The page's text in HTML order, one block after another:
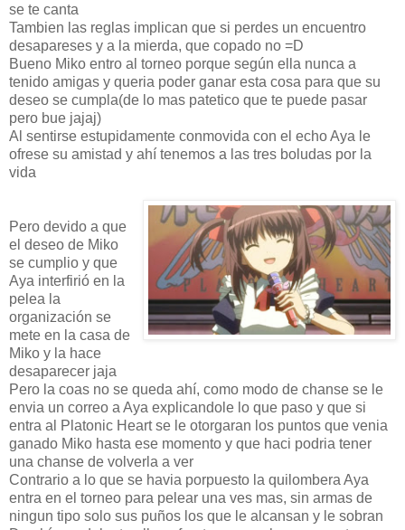
se te canta
Tambien las reglas implican que si perdes un encuentro
desapareses y a la mierda, que copado no =D
Bueno Miko entro al torneo porque según ella nunca a
tenido amigas y queria poder ganar esta cosa para que su
deseo se cumpla(de lo mas patetico que te puede pasar
pero bue jajaj)
Al sentirse estupidamente conmovida con el echo Aya le
ofrese su amistad y ahí tenemos a las tres boludas por la
vida
Pero devido a que
el deseo de Miko
se cumplio y que
Aya interfirió en la
pelea la
organización se
mete en la casa de
Miko y la hace
desaparecer jaja
Pero la coas no se queda ahí, como modo de chanse se le
envia un correo a Aya explicandole lo que paso y que si
entra al Platonic Heart se le otorgaran los puntos que venia
ganado Miko hasta ese momento y que haci podria tener
una chanse de volverla a ver
Contrario a lo que se havia porpuesto la quilombera Aya
entra en el torneo para pelear una ves mas, sin armas de
ningun tipo solo sus puños los que le alcansan y le sobran